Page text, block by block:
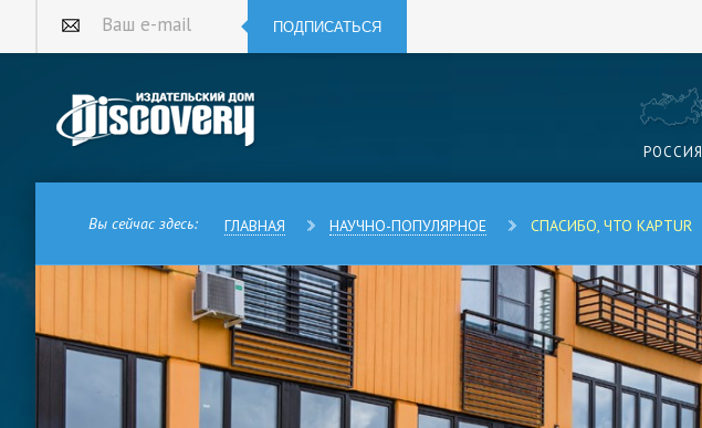
Ваш e-mail ПОДПИСАТЬСЯ
РОССИЯ
Вы сейчас здесь: ГЛАВНАЯ НАУЧНО-ПОПУЛЯРНОЕ СПАСИБО, ЧТО KAPTUR